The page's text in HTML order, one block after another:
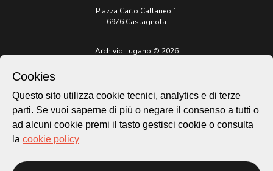
Piazza Carlo Cattaneo 1
6976 Castagnola
Archivio Lugano © 2026
t. +41 58 866 68 50
Sito istituzionale:
lugano.ch
Privacy Policy
Cookies
Questo sito utilizza cookie tecnici, analytics e di terze
parti. Se vuoi saperne di più o negare il consenso a tutti o
ad alcuni cookie premi il tasto gestisci cookie o consulta
la cookie policy